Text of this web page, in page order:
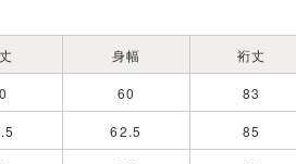
身幅 裄丈
60 83
62.5 85